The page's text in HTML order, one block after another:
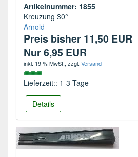
Artikelnummer: 1855
Kreuzung 30°
Arnold
Preis bisher 11,50 EUR
Nur 6,95 EUR
inkl. 19 % MwSt., zzgl. Versand
Lieferzeit:: 1-3 Tage
Details